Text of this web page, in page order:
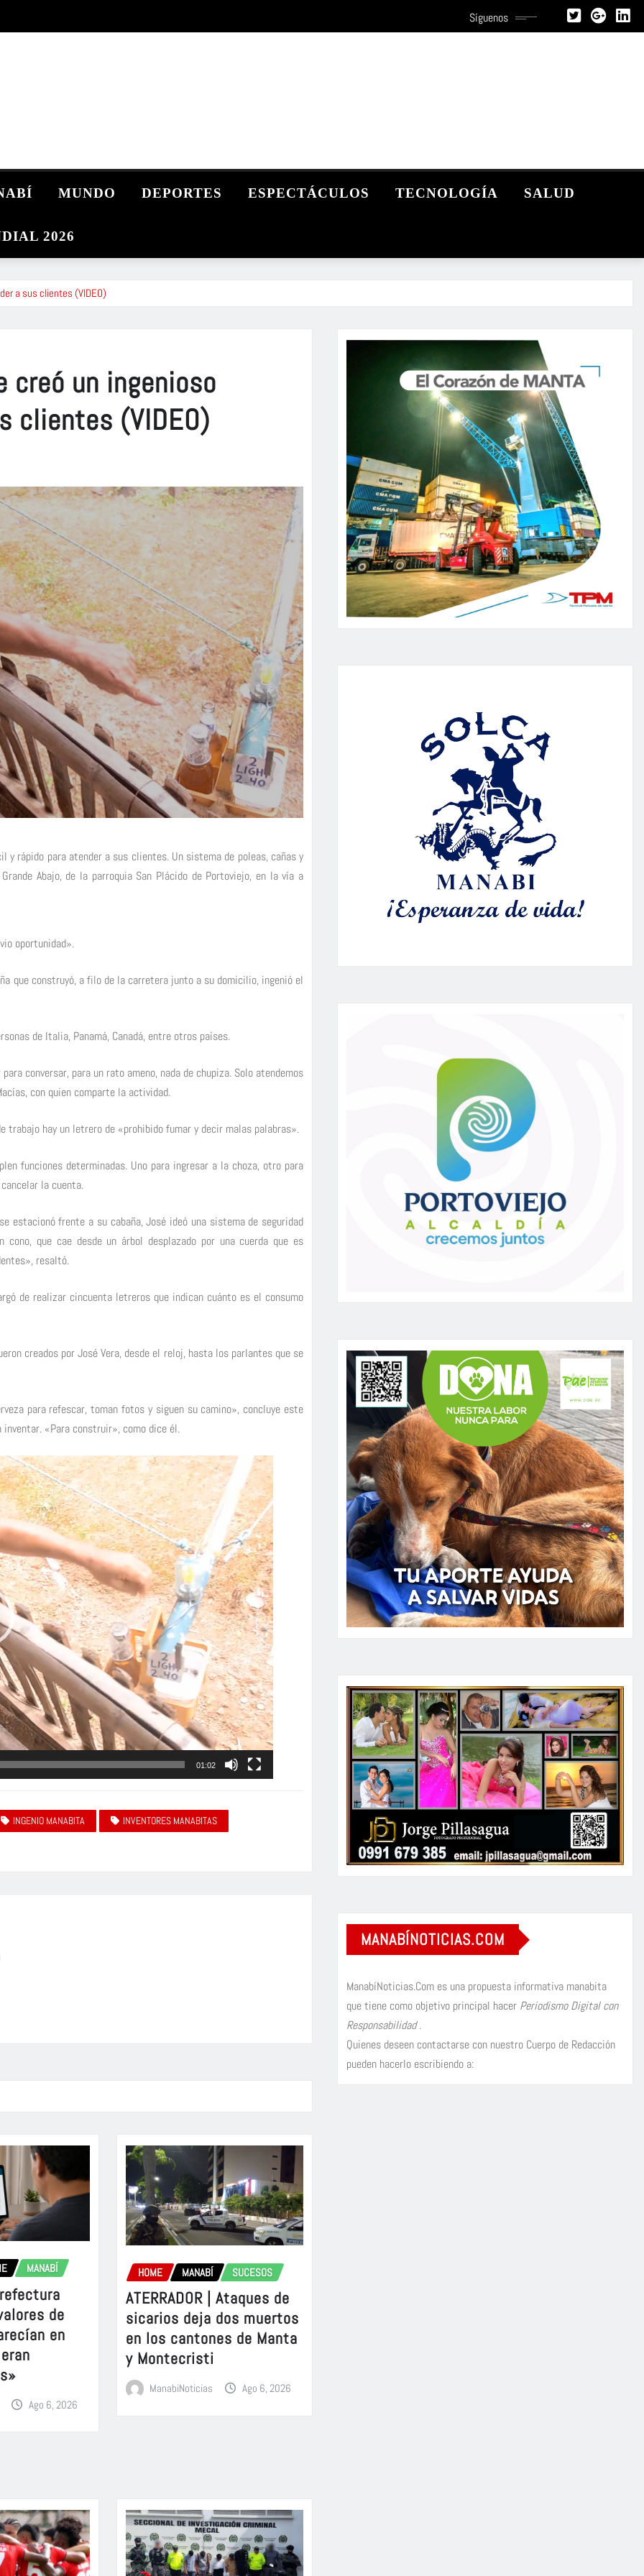
Síguenos
MUNDO DEPORTES ESPECTÁCULOS TECNOLOGÍA SALUD
2026
a sus clientes (VIDEO)
creó un ingenioso
clientes (VIDEO)
rápido para atender a sus clientes. Un sistema de poleas, cañas y
Abajo, de la parroquia San Plácido de Portoviejo, en la vía a
oportunidad».
que construyó, a filo de la carretera junto a su domicilio, ingenió el
de Italia, Panamá, Canadá, entre otros países.
conversar, para un rato ameno, nada de chupiza. Solo atendemos
con quien comparte la actividad.
hay un letrero de «prohibido fumar y decir malas palabras».
funciones determinadas. Uno para ingresar a la choza, otro para
la cuenta.
estacionó frente a su cabaña, José ideó una sistema de seguridad
que cae desde un árbol desplazado por una cuerda que es
resaltó.
de realizar cincuenta letreros que indican cuánto es el consumo
creados por José Vera, desde el reloj, hasta los parlantes que se
para refescar, toman fotos y siguen su camino», concluye este
«Para construir», como dice él.
01:02
INGENIO MANABITA
INVENTORES MANABITAS
MANABÍ
de
en
Ago 6, 2026
HOME MANABÍ SUCESOS
ATERRADOR | Ataques de
sicarios deja dos muertos
en los cantones de Manta
y Montecristi
ManabiNoticias Ago 6, 2026
MANABÍNOTICIAS.COM
ManabíNoticias.Com es una propuesta informativa manabita
que tiene como objetivo principal hacer Periodismo Digital con
Responsabilidad.
Quienes deseen contactarse con nuestro Cuerpo de Redacción
pueden hacerlo escribiendo a: